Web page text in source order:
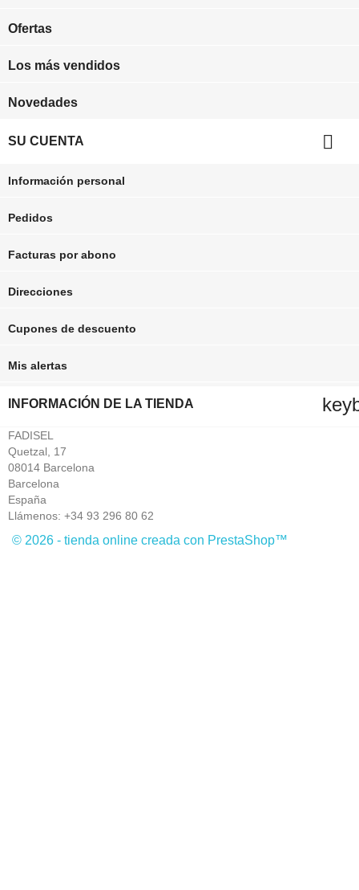
Ofertas
Los más vendidos
Novedades
SU CUENTA 
Información personal
Pedidos
Facturas por abono
Direcciones
Cupones de descuento
Mis alertas
INFORMACIÓN DE LA TIENDA
FADISEL
Quetzal, 17
08014 Barcelona
Barcelona
España
Llámenos: +34 93 296 80 62
© 2026 - tienda online creada con PrestaShop™